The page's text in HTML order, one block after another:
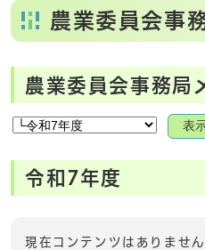
農業委員会事
農業委員会事務局
表
令和7年度
現在コンテンツはありません